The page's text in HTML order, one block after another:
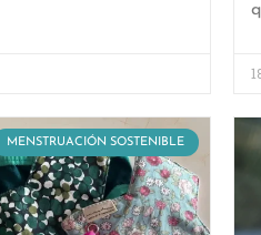
MENSTRUACIÓN SOSTENIBLE